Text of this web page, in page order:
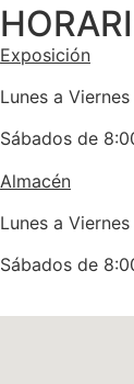
Exposición
Lunes a
Sábados de
Almacén
Lunes a
Sábados de